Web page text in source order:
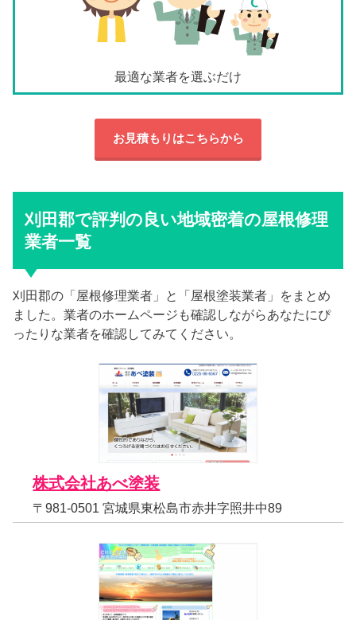
最適な業者を選ぶだけ
お見積もりはこちらから
刈田郡で評判の良い地域密着の屋根修理
業者一覧
刈田郡の「屋根修理業者」と「屋根塗装業者」をまとめ
ました。業者のホームページも確認しながらあなたにぴ
ったりな業者を確認してみてください。
株式会社あべ塗装
〒981-0501 宮城県東松島市赤井字照井中89